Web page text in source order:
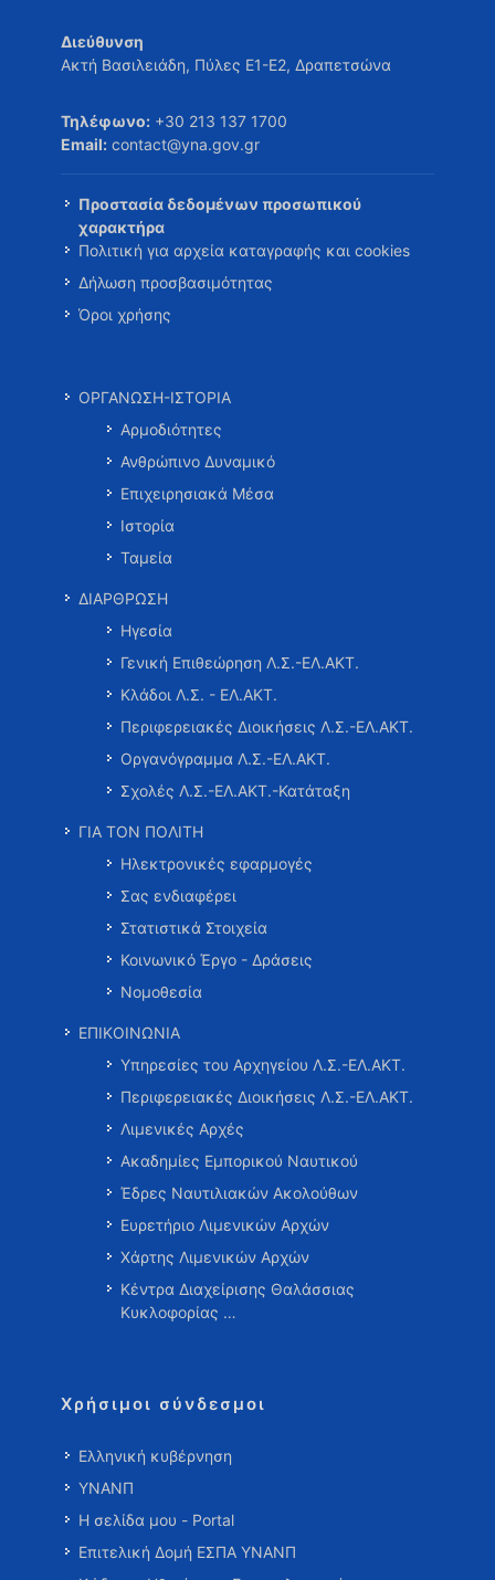
Διεύθυνση
Ακτή Βασιλειάδη, Πύλες Ε1-Ε2, Δραπετσώνα
Τηλέφωνο: +30 213 137 1700
Email: contact@yna.gov.gr
Προστασία δεδομένων προσωπικού
χαρακτήρα
Πολιτική για αρχεία καταγραφής και cookies
Δήλωση προσβασιμότητας
Όροι χρήσης
ΟΡΓΑΝΩΣΗ-ΙΣΤΟΡΙΑ
Αρμοδιότητες
Ανθρώπινο Δυναμικό
Επιχειρησιακά Μέσα
Ιστορία
Ταμεία
ΔΙΑΡΘΡΩΣΗ
Ηγεσία
Γενική Επιθεώρηση Λ.Σ.-ΕΛ.ΑΚΤ.
Κλάδοι Λ.Σ. - ΕΛ.ΑΚΤ.
Περιφερειακές Διοικήσεις Λ.Σ.-ΕΛ.ΑΚΤ.
Οργανόγραμμα Λ.Σ.-ΕΛ.ΑΚΤ.
Σχολές Λ.Σ.-ΕΛ.ΑΚΤ.-Κατάταξη
ΓΙΑ ΤΟΝ ΠΟΛΙΤΗ
Ηλεκτρονικές εφαρμογές
Σας ενδιαφέρει
Στατιστικά Στοιχεία
Κοινωνικό Έργο - Δράσεις
Νομοθεσία
ΕΠΙΚΟΙΝΩΝΙΑ
Υπηρεσίες του Αρχηγείου Λ.Σ.-ΕΛ.ΑΚΤ.
Περιφερειακές Διοικήσεις Λ.Σ.-ΕΛ.ΑΚΤ.
Λιμενικές Αρχές
Ακαδημίες Εμπορικού Ναυτικού
Έδρες Ναυτιλιακών Ακολούθων
Ευρετήριο Λιμενικών Αρχών
Χάρτης Λιμενικών Αρχών
Κέντρα Διαχείρισης Θαλάσσιας
Κυκλοφορίας …
Χρήσιμοι σύνδεσμοι
Ελληνική κυβέρνηση
ΥΝΑΝΠ
Η σελίδα μου - Portal
Επιτελική Δομή ΕΣΠΑ ΥΝΑΝΠ